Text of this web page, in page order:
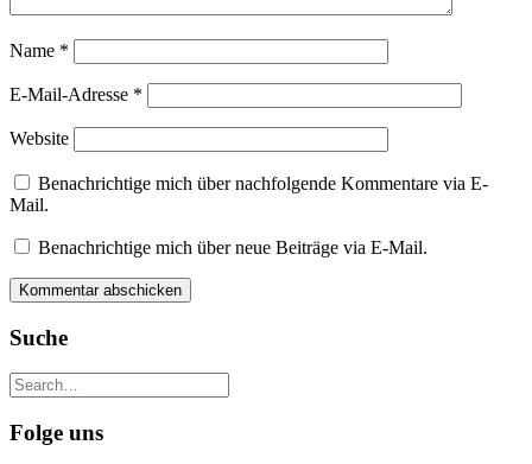
Name *
E-Mail-Adresse *
Website
Benachrichtige mich über nachfolgende Kommentare via E-
Mail.
Benachrichtige mich über neue Beiträge via E-Mail.
Suche
Folge uns